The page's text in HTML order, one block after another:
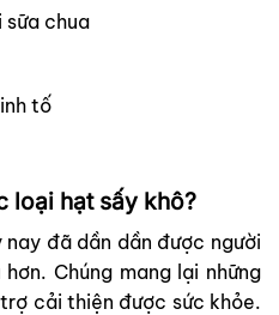
sữa chua
tố
loại hạt sấy khô?
đã dần dần được người
Chúng mang lại những
cải thiện được sức khỏe.